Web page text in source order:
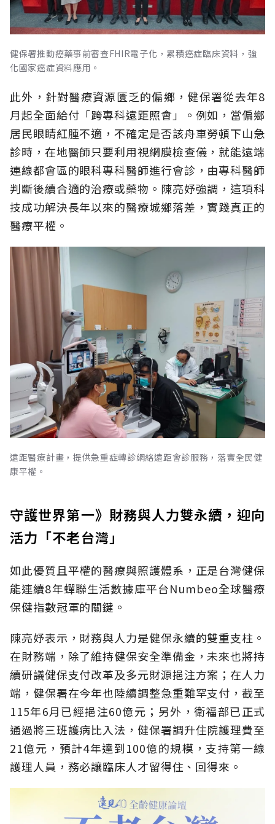
健保署推動癌藥事前審查FHIR電子化，累積癌症臨床資料，強
化國家癌症資料應用。
此外，針對醫療資源匱乏的偏鄉，健保署從去年8
月起全面給付「跨專科遠距照會」。例如，當偏鄉
居民眼睛紅腫不適，不確定是否該舟車勞頓下山急
診時，在地醫師只要利用視網膜檢查儀，就能遠端
連線都會區的眼科專科醫師進行會診，由專科醫師
判斷後續合適的治療或藥物。陳亮妤強調，這項科
技成功解決長年以來的醫療城鄉落差，實踐真正的
醫療平權。
遠距醫療計畫，提供急重症轉診網絡遠距會診服務，落實全民健
康平權。
守護世界第一》財務與人力雙永續，迎向
活力「不老台灣」
如此優質且平權的醫療與照護體系，正是台灣健保
能連續8年蟬聯生活數據庫平台Numbeo全球醫療
保健指數冠軍的關鍵。
陳亮妤表示，財務與人力是健保永續的雙重支柱。
在財務端，除了維持健保安全準備金，未來也將持
續研議健保支付改革及多元財源挹注方案；在人力
端，健保署在今年也陸續調整急重難罕支付，截至
115年6月已經挹注60億元；另外，衛福部已正式
通過將三班護病比入法，健保署調升住院護理費至
21億元，預計4年達到100億的規模，支持第一線
護理人員，務必讓臨床人才留得住、回得來。